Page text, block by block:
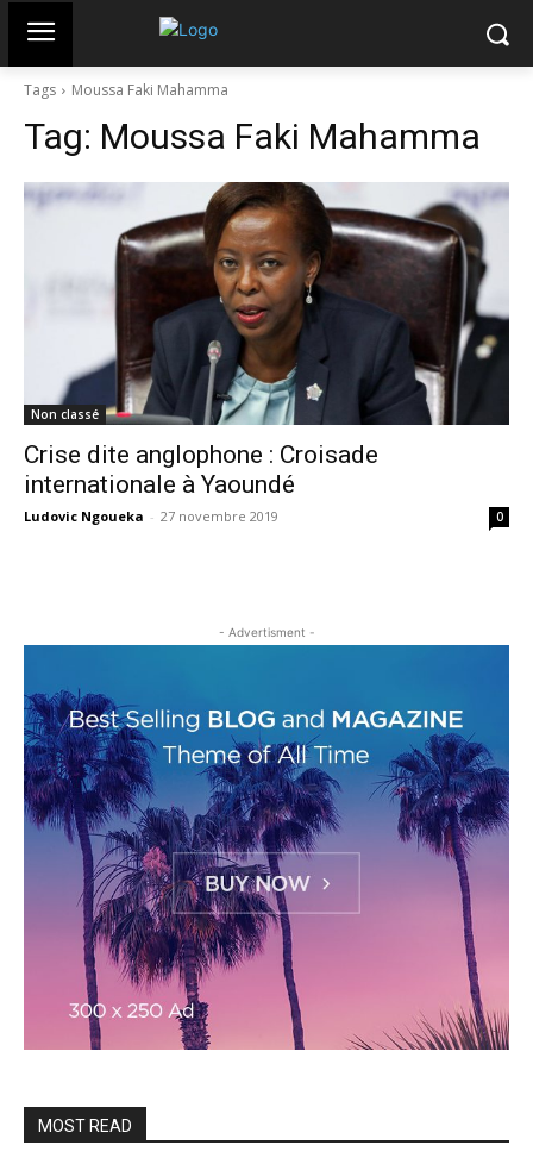
Tags Moussa Faki Mahamma
Tag: Moussa Faki Mahamma
Non classé
Crise dite anglophone : Croisade
internationale à Yaoundé
Ludovic Ngoueka - 27 novembre 2019 0
- Advertisment -
MOST READ